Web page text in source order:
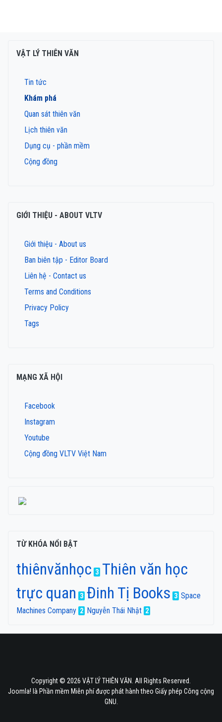
VẬT LÝ THIÊN VĂN
Tin tức
Khám phá
Quan sát thiên văn
Lịch thiên văn
Dụng cụ - phần mềm
Cộng đồng
GIỚI THIỆU - ABOUT VLTV
Giới thiệu - About us
Ban biên tập - Editor Board
Liên hệ - Contact us
Terms and Conditions
Privacy Policy
Tags
MẠNG XÃ HỘI
Facebook
Instagram
Youtube
Cộng đồng VLTV Việt Nam
TỪ KHÓA NỔI BẬT
thiênvănhọc 3 Thiên văn học
trực quan
3 Đinh Tị Books 3 Space
Machines Company 2 Nguyễn Thái Nhật 2
Copyright © 2026 VẬT LÝ THIÊN VĂN. All Rights Reserved.
Joomla! là Phần mềm Miễn phí được phát hành theo Giấy phép Công cộng
GNU.